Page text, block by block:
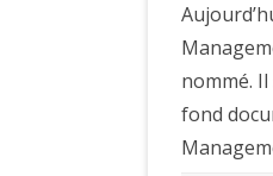
nommé.
fond